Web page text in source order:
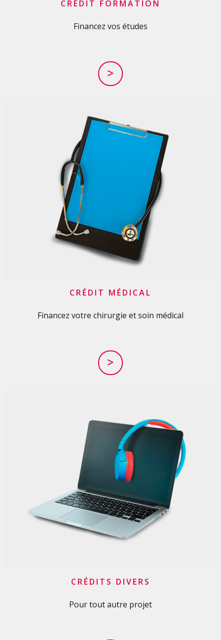
CRÉDIT FORMATION
Financez vos études
>
CRÉDIT MÉDICAL
Financez votre chirurgie et soin médical
>
CRÉDITS DIVERS
Pour tout autre projet